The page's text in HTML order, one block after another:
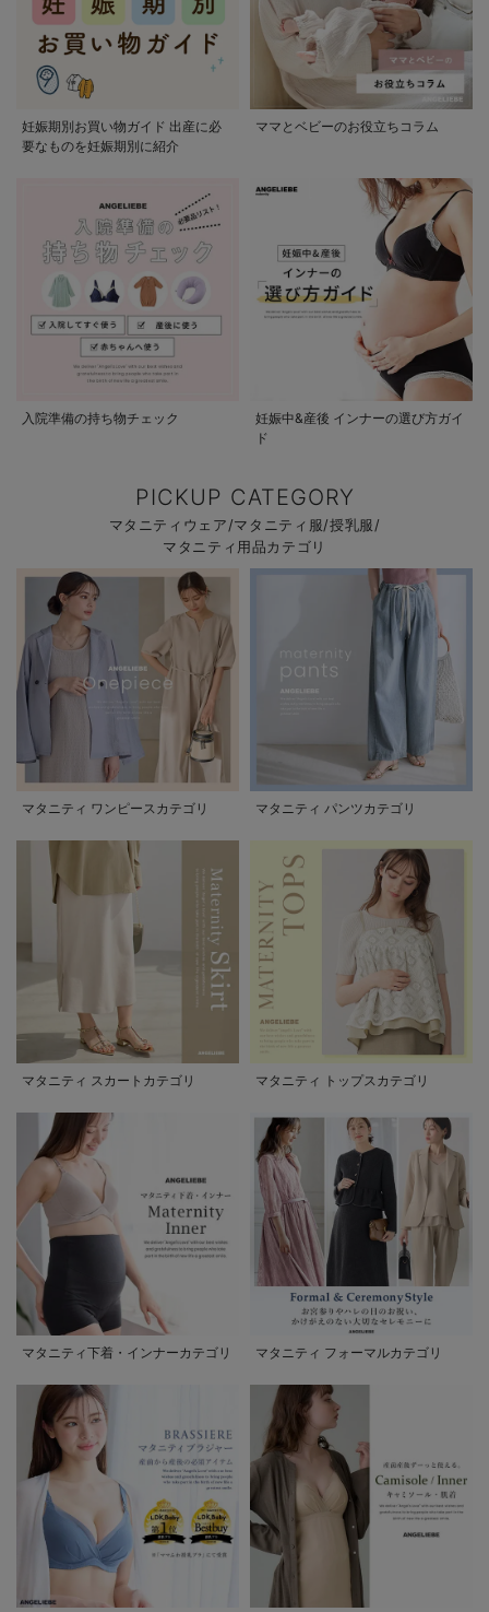
妊娠期別お買い物ガイド 出産に必
要なものを妊娠期別に紹介
ママとベビーのお役立ちコラム
入院準備の持ち物チェック
妊娠中&産後 インナーの選び方ガイ
ド
PICKUP CATEGORY
マタニティウェア/マタニティ服/授乳服/
マタニティ用品カテゴリ
マタニティ ワンピースカテゴリ マタニティ パンツカテゴリ
マタニティ スカートカテゴリ マタニティ トップスカテゴリ
マタニティ下着・インナーカテゴリ マタニティ フォーマルカテゴリ